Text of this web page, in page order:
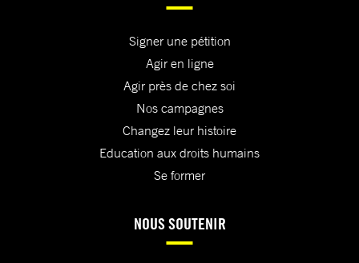
Signer une pétition
Agir en ligne
Agir près de chez soi
Nos campagnes
Changez leur histoire
Education aux droits humains
Se former
NOUS SOUTENIR